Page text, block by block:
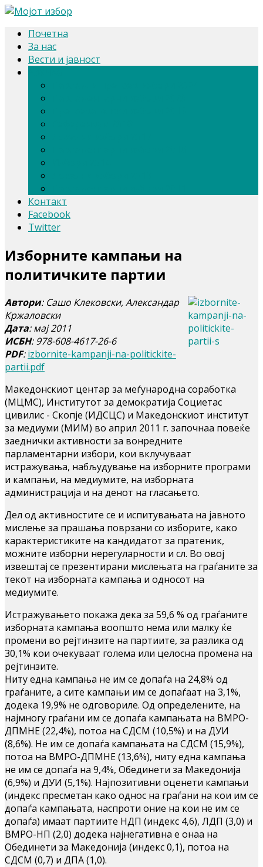
Почетна
За нас
Вести и јавност
Контакт
Facebook
Twitter
Изборните кампањи на
политичките партии
Автори: Сашо Клековски, Александар
Кржаловски
Дата: мај 2011
ИСБН: 978-608-4617-26-6
PDF: izbornite-kampanji-na-politickite-
partii.pdf
Македонскиот центар за меѓународна соработка
(МЦМС), Институтот за демократија Социетас
цивилис - Скопје (ИДСЦС) и Македонскиот институт
за медиуми (МИМ) во април 2011 г. започнаа повеќе
заеднички активности за вонредните
парламентарни избори, кои вклучуваат
истражувања, набљудување на изборните програми
и кампањи, на медиумите, на изборната
администрација и на денот на гласањето.
Дел од активностите се и испитувањата на јавното
мислење за прашања поврзани со изборите, како
карактеристиките на кандидатот за пратеник,
можните изборни нерегуларности и сл. Во овој
извештај се презентирани мислењата на граѓаните за
текот на изборната кампања и односот на
медиумите.
Истражувањето покажа дека за 59,6 % од граѓаните
изборната кампања воопшто нема или малку ќе
промени во рејтинзите на партиите, за разлика од
30,1% кои очекуваат голема или целосна промена на
рејтинзите.
Ниту една кампања не им се допаѓа на 24,8% од
граѓаните, а сите кампањи им се допаѓаат на 3,1%,
додека 19,9% не одговориле. Од определените, на
најмногу граѓани им се допаѓа кампањата на ВМРО-
ДПМНЕ (22,4%), потоа на СДСМ (10,5%) и на ДУИ
(8,6%). Не им се допаѓа кампањата на СДСМ (15,9%),
потоа на ВМРО-ДПМНЕ (13,6%), ниту една кампања
не им се допаѓа на 9,4%, Обединети за Македонија
(6,9%) и ДУИ (5,1%). Најпозитивни оценети кампањи
(индекс пресметан како однос на граѓани на кои им се
допаѓа кампањата, наспроти оние на кои не им се
допаѓа) имаат партиите НДП (индекс 4,6), ЛДП (3,0) и
ВМРО-НП (2,0) додека најнегативна е онаа на
Обединети за Македонија (индекс 0,1), потоа на
СДСМ (0,7) и ДПА (1,0).